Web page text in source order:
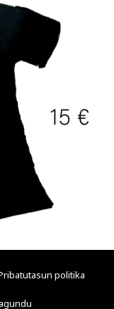
politika